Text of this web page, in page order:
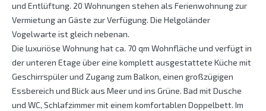
und Entlüftung. 20 Wohnungen stehen als Ferienwohnung zur
Vermietung an Gäste zur Verfügung. Die Helgoländer
Vogelwarte ist gleich nebenan.
Die luxuriöse Wohnung hat ca. 70 qm Wohnfläche und verfügt in
der unteren Etage über eine komplett ausgestattete Küche mit
Geschirrspüler und Zugang zum Balkon, einen großzügigen
Essbereich und Blick aus Meer und ins Grüne. Bad mit Dusche
und WC, Schlafzimmer mit einem komfortablen Doppelbett. Im